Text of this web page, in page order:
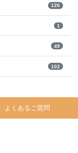
126
1
49
102
よくあるご質問